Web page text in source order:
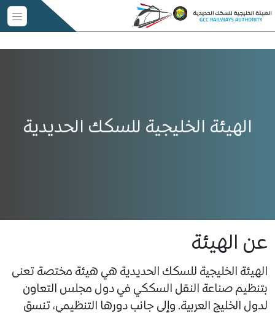
الهيئة الخليجية للسكك الحديدية
عن الهيئة
الهيئة الخليجية للسكك الحديدية هي هيئة مختصة تعنى
بتنظيم صناعة النقل السككي في دول مجلس التعاون
لدول الخليج العربية. وإلى جانب دورها التنظيمي، تنسق